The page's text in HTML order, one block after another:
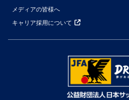
メディアの皆様へ
キャリア採用について